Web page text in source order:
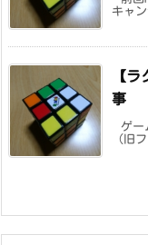
キャ
【
事
ゲー
（旧